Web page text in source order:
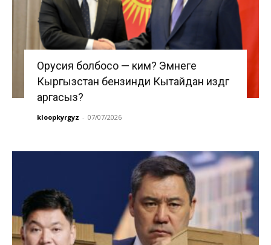
Орусия болбосо — ким? Эмнеге
Кыргызстан бензинди Кытайдан издөөгө
аргасыз?
kloopkyrgyz - 07/07/2026